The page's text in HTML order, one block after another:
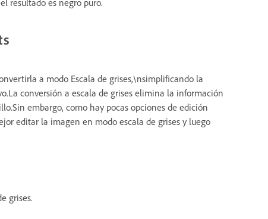
a modo Escala de grises,\nsimplificando la
conversión a escala de grises elimina la información
embargo, como hay pocas opciones de edición
editar la imagen en modo escala de grises y luego
grises.